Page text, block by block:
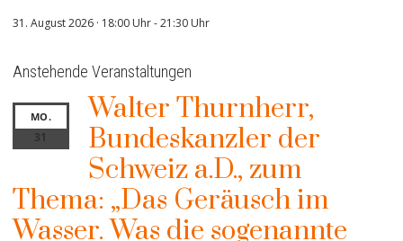
31. August 2026 · 18:00 Uhr-21:30 Uhr
Anstehende Veranstaltungen
MO.
31
Walter Thurnherr,
Bundeskanzler der
Schweiz a.D., zum
Thema: „Das Geräusch im
Wasser. Was die sogenannte